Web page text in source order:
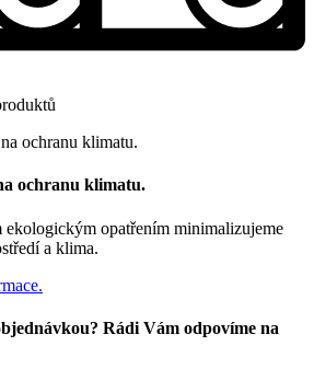
ochranu klimatu.
opatřením minimalizujeme
a klima.
Rádi Vám odpovíme na